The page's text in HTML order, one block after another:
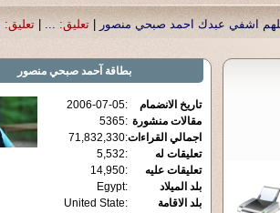
صبحي منصور|تعليق: ...
|تعليق: شكرا جزيلا أستاذ
بطاقة آحمد صبحي منصور
تاريخ الانضمام :
2006-07-05
مقالات منشورة :
5365
اجمالي القراءات:
71,832,330
تعليقات له
:
5,532
تعليقات عليه
:
14,950
بلد الميلاد
:
Egypt
بلد الاقامة
:
United State